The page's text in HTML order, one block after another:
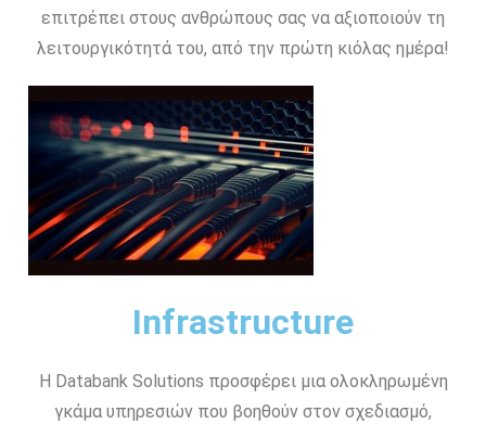
επιτρέπει στους ανθρώπους σας να αξιοποιούν τη
λειτουργικότητά του, από την πρώτη κιόλας ημέρα!
Infrastructure
Η Databank Solutions προσφέρει μια ολοκληρωμένη
γκάμα υπηρεσιών που βοηθούν στον σχεδιασμό,